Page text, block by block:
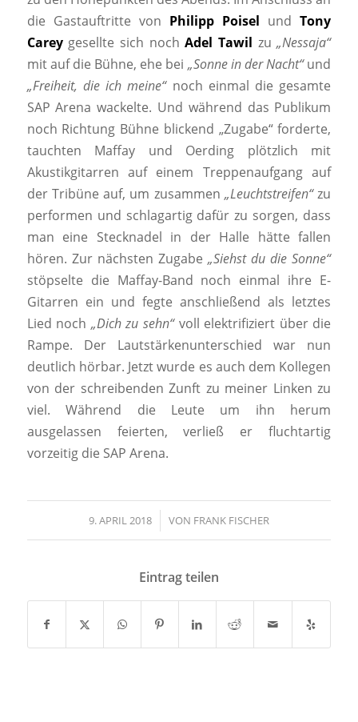
die Gastauftritte von Philipp Poisel undTony
Careygesellte sich nochAdel Tawil zu„Nessaja“
mit auf die Bühne, ehe bei „Sonne in der Nacht“und
„Freiheit, die ich meine“noch einmal die gesamte
SAP Arena wackelte. Und während das Publikum
noch Richtung Bühne blickend „Zugabe“ forderte,
tauchten Maffay und Oerding plötzlich mit
Akustikgitarren auf einem Treppenaufgang auf
der Tribüne auf, um zusammen„Leuchtstreifen“zu
performen und schlagartig dafür zu sorgen, dass
man eine Stecknadel in der Halle hätte fallen
hören. Zur nächsten Zugabe„Siehst du die Sonne“
stöpselte die Maffay-Band noch einmal ihre E-
Gitarren ein und fegte anschließend als letztes
Lied noch „Dich zu sehn“voll elektrifiziert über die
Rampe. Der Lautstärkenunterschied war nun
deutlich hörbar. Jetzt wurde es auch dem Kollegen
von der schreibenden Zunft zu meiner Linken zu
viel. Während die Leute um ihn herum
ausgelassen feierten, verließ er fluchtartig
vorzeitig die SAP Arena.
9. APRIL 2018
/ VON FRANK FISCHER
Eintrag teilen